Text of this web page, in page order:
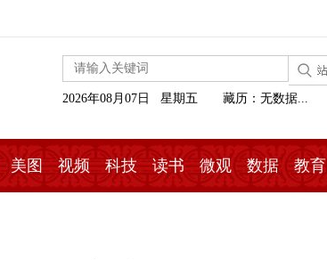
2026年08月07日 星期五 藏历：无数据...
美图 视频 科技 读书 微观 数据 教育